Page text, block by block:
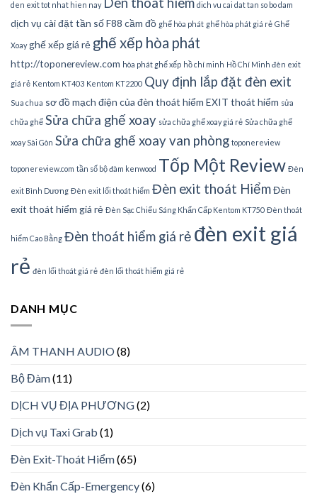
den exit tot nhat hien nay dich vu cai dat tan so bo dam
dịch vụ cài đặt tần sốF88 cầm đồ ghế hòa phát ghế hòa phát giá rẻ Ghế
Xoay ghế xếp giá rẻ ghế xếp hòa phát
http://toponereview.com hòa phát ghế xếp hồ chí minh Hồ Chí Minh đèn exit
giá rẻ Kentom KT403 Kentom KT2200 Quy định lắp đặt đèn exit
Sua chua sơ đồ mạch điện của đèn thoát hiểm EXIT thoát hiểm sửa
chữa ghế Sửa chữa ghế xoay sửa chữa ghế xoay giá rẻ Sửa chữa ghế
xoay Sài Gòn Sửa chữa ghế xoay van phòng toponereview
toponereview.com tần số bộ đàm kenwood Tốp Một Review Đèn
exit Bình Dương Đèn exit lối thoát hiểm Đèn exit thoát HiểmĐèn
exit thoát hiểm giá rẻ Đèn Sạc Chiếu Sáng Khẩn Cấp Kentom KT750 Đèn thoát
hiểm Cao Bằng Đèn thoát hiểm giá rẻ đèn exit giá
rẻ đèn lối thoát giá rẻ đèn lối thoát hiểm giá rẻ
DANH MỤC
ÂM THANH AUDIO(8)
Bộ Đàm(11)
DỊCH VỤ ĐỊA PHƯƠNG(2)
Dịch vụ Taxi Grab (1)
Đèn Exit-Thoát Hiểm(65)
Đèn Khẩn Cấp-Emergency(6)